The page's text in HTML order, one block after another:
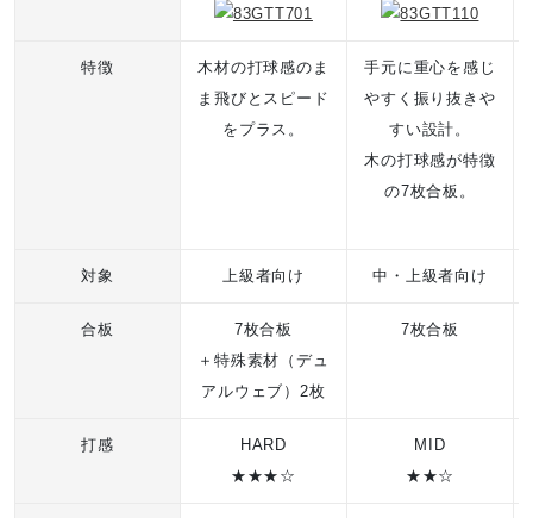
前・中陣攻撃タイプ
グリップ
FL（フレア）：100×25mm
特徴
木材の打球感のま
ま飛びとスピード
をプラス。
手元に重心を感じ
やすく振り抜きや
すい設計。
木の打球感が特徴
の7枚合板。
対象 上級者向け 中・上級者向け
合板
7枚合板
＋特殊素材（デュ
アルウェブ）2枚
7枚合板
打感
HARD
★★★☆
MID
★★☆